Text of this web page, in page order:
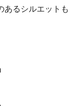
あるシルエットも